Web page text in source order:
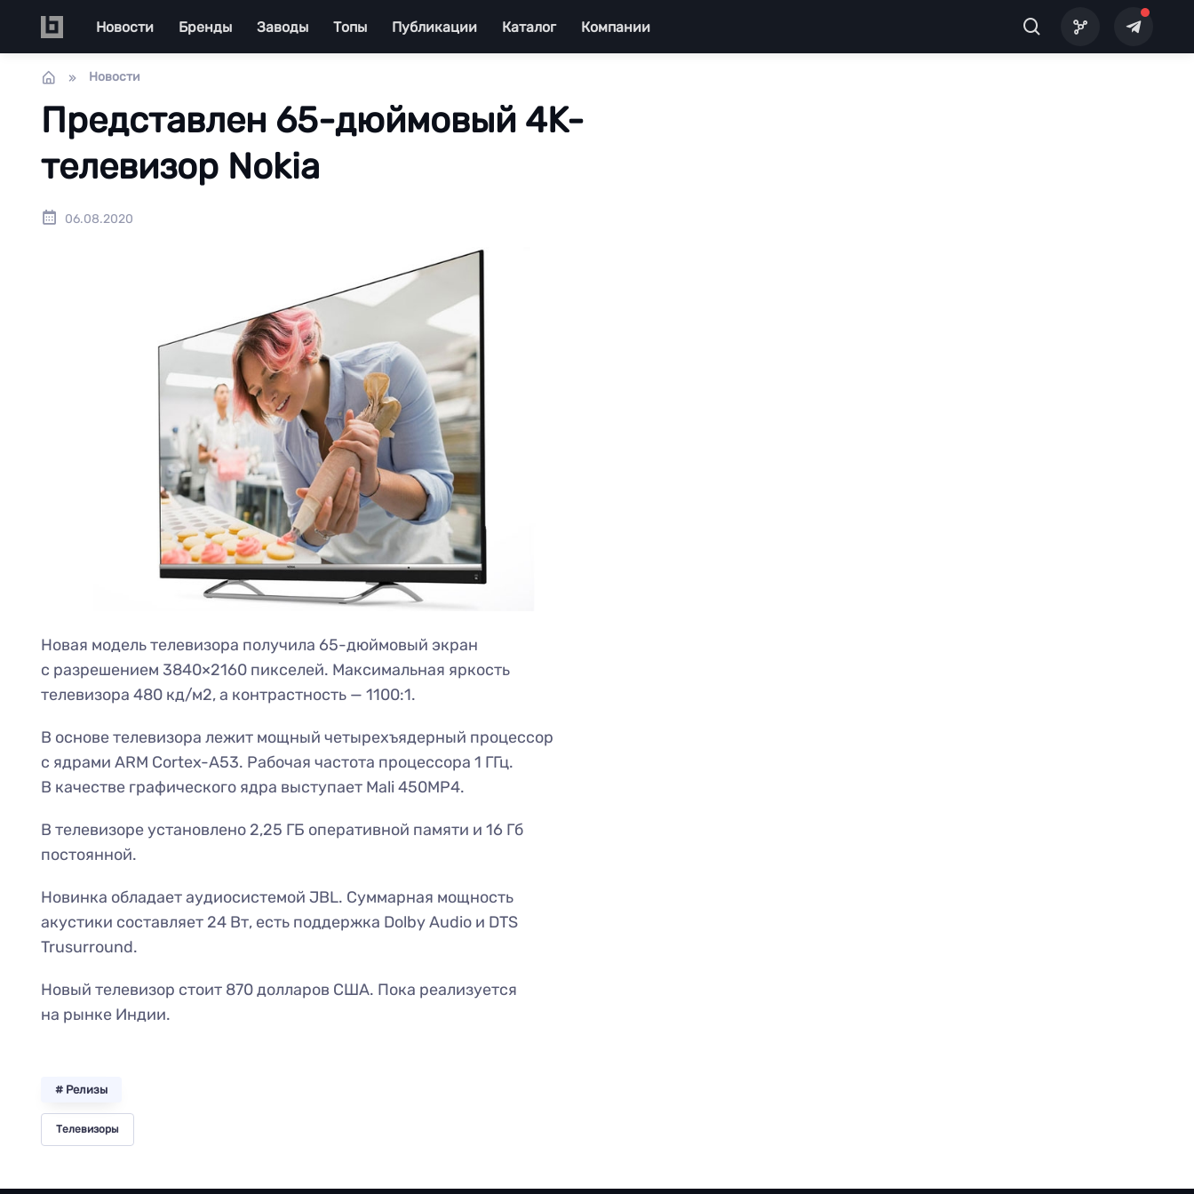
Main navigation
Новости Бренды Заводы Топы Публикации Каталог Компании
Новости
Представлен 65-дюймовый 4K-
телевизор Nokia
06.08.2020
Новая модель телевизора получила 65-дюймовый экран
с разрешением 3840×2160 пикселей. Максимальная яркость
телевизора 480 кд/м2, а контрастность — 1100:1.
В основе телевизора лежит мощный четырехъядерный процессор
с ядрами ARM Cortex-A53. Рабочая частота процессора 1 ГГц.
В качестве графического ядра выступает Mali 450MP4.
В телевизоре установлено 2,25 ГБ оперативной памяти и 16 Гб
постоянной.
Новинка обладает аудиосистемой JBL. Суммарная мощность
акустики составляет 24 Вт, есть поддержка Dolby Audio и DTS
Trusurround.
Новый телевизор стоит 870 долларов США. Пока реализуется
на рынке Индии.
# Релизы
Телевизоры